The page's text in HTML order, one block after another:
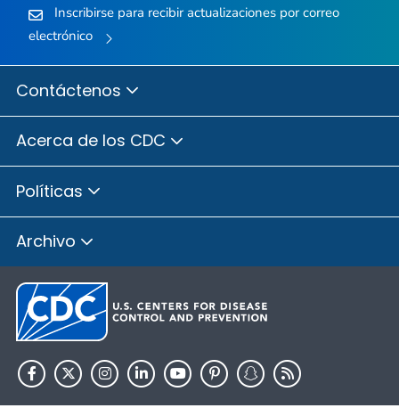
Inscribirse para recibir actualizaciones por correo
electrónico
Contáctenos
Acerca de los CDC
Políticas
Archivo